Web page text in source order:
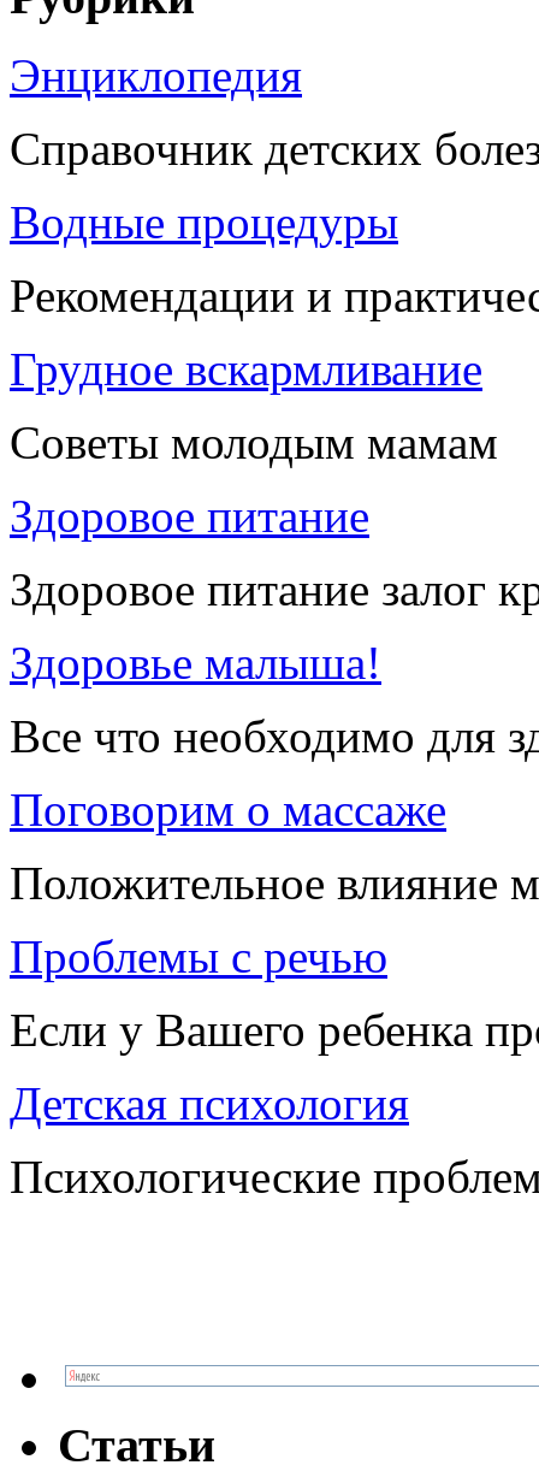
Энциклопедия
Справочник детских
Водные процедуры
Рекомендации и
Грудное вскармливание
Советы молодым мамам
Здоровое питание
Здоровое питание залог
Здоровье малыша!
Все что необходимо для
Поговорим о массаже
Положительное влияние
Проблемы с речью
Если у Вашего ребенка
Детская психология
Психологические
Статьи